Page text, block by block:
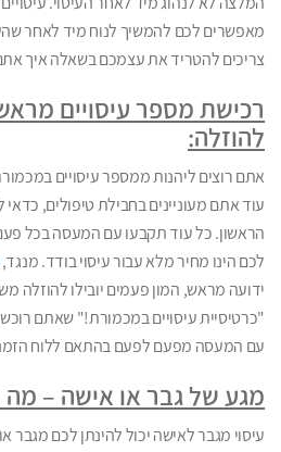
מאפשרים לכם להמשיך לנוח מיד לאחר
צריכים להטריד את עצמכם בשאלה איך
רכישת מספר עיסויים
להוזלה:
אתם רוצים ליהנות ממספר עיסויים
עוד אתם מעוניינים בחבילת טיפולים,
הראשון. כל עוד תקבעו עם המעסה בכל
לכם הינו מחיר מלא עבור עיסוי בודד. מנגד,
ידועה מראש, המון פעמים יובילו להוזלה
"כרטיסיית עיסויים במכמורת!" שאתם
עם המעסה מפעם לפעם בהתאם ללוח
מגע של גבר או אישה –
עיסוי מגבר לאישה יכול להינתן לכם